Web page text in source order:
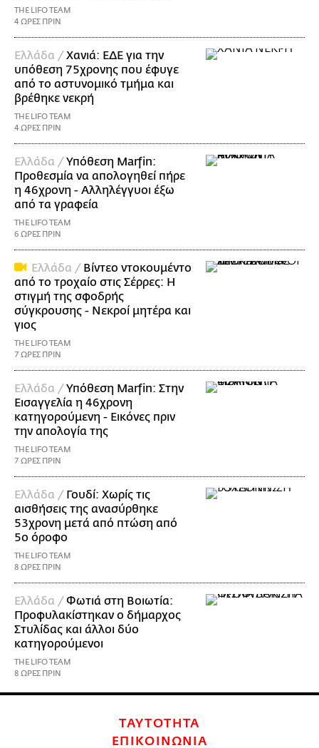
THE LIFO TEAM
4 ΩΡΕΣ ΠΡΙΝ
Ελλάδα /Χανιά: ΕΔΕ για την
υπόθεση 75χρονης που έφυγε
από το αστυνομικό τμήμα και
βρέθηκε νεκρή
THE LIFO TEAM
4 ΩΡΕΣ ΠΡΙΝ
Ελλάδα /Υπόθεση Marfin:
Προθεσμία να απολογηθεί πήρε
η 46χρονη - Αλληλέγγυοι έξω
από τα γραφεία
THE LIFO TEAM
6 ΩΡΕΣ ΠΡΙΝ
Ελλάδα / Βίντεο ντοκουμέντο
από το τροχαίο στις Σέρρες: Η
στιγμή της σφοδρής
σύγκρουσης - Νεκροί μητέρα και
γιος
THE LIFO TEAM
7 ΩΡΕΣ ΠΡΙΝ
Ελλάδα /Υπόθεση Marfin: Στην
Εισαγγελία η 46χρονη
κατηγορούμενη - Εικόνες πριν
την απολογία της
THE LIFO TEAM
7 ΩΡΕΣ ΠΡΙΝ
Ελλάδα / Γουδί: Χωρίς τις
αισθήσεις της ανασύρθηκε
53χρονη μετά από πτώση από
5ο όροφο
THE LIFO TEAM
8 ΩΡΕΣ ΠΡΙΝ
Ελλάδα /Φωτιά στη Βοιωτία:
Προφυλακίστηκαν ο δήμαρχος
Στυλίδας και άλλοι δύο
κατηγορούμενοι
THE LIFO TEAM
8 ΩΡΕΣ ΠΡΙΝ
ΤΑΥΤΟΤΗΤΑ
ΕΠΙΚΟΙΝΩΝΙΑ